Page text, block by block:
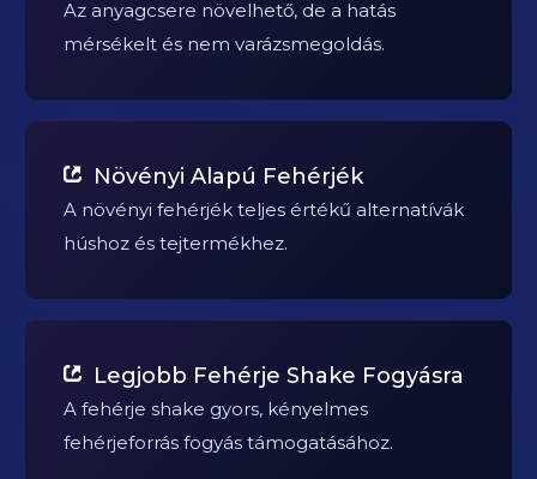
Az anyagcsere növelhető, de a hatás
mérsékelt és nem varázsmegoldás.
Növényi Alapú Fehérjék
A növényi fehérjék teljes értékű alternatívák
húshoz és tejtermékhez.
Legjobb Fehérje Shake Fogyásra
A fehérje shake gyors, kényelmes
fehérjeforrás fogyás támogatásához.